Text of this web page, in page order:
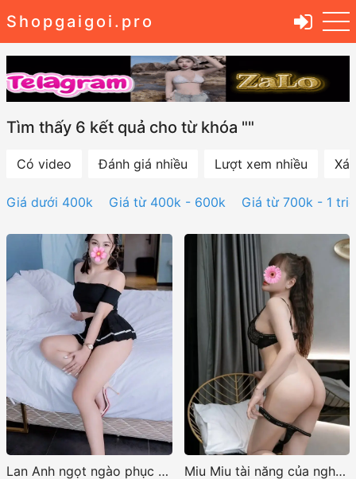
Shopgaigoi.pro
Tìm thấy 6 kết quả cho từ khóa ""
Có video Đánh giá nhiều Lượt xem nhiều
Giá dưới 400k Giá từ 400k - 600k Giá từ 700k - 1
Lan Anh ngọt ngào phục vụ nhiệt tình
Miu Miu tài năng của nghệ thuật làm tình giao tiếp đam mê